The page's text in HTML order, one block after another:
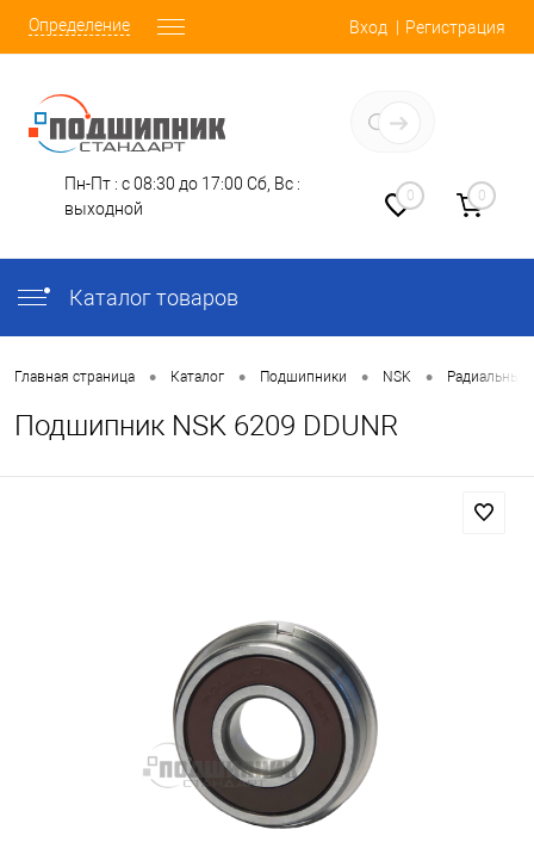
Определение Вход Регистрация
Пн-Пт : с 08:30 до 17:00 Сб, Вс :
выходной
0 0
Каталог товаров
Главная страница • Каталог • Подшипники • NSK •
Подшипник NSK 6209 DDUNR